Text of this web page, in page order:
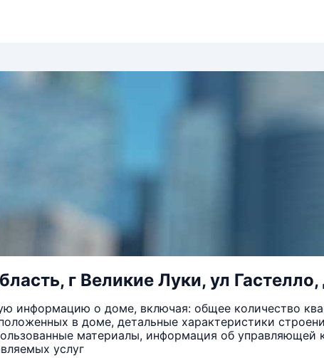
г Великие Луки, ул Гастелло,
информацию о доме, включая: общее количество
в доме, детальные характеристики
материалы, информация об управляющей
услуг